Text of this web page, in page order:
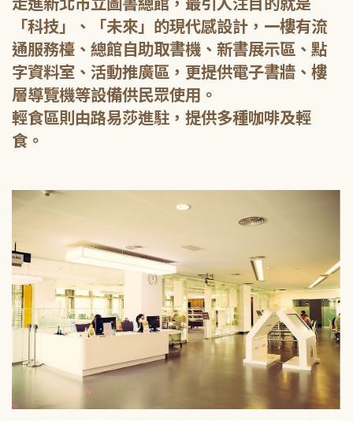
「科技」、「未來」的現代感設計，一樓有流
通服務檯、總館自助取書機、新書展示區、點
字資料室、活動推廣區，更提供電子書牆、樓
層導覽機等設備供民眾使用。
輕食區則由路易莎進駐，提供多種咖啡及輕
食。